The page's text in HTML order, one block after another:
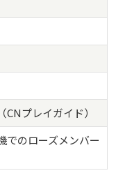
プレイガイド）
のローズメンバー